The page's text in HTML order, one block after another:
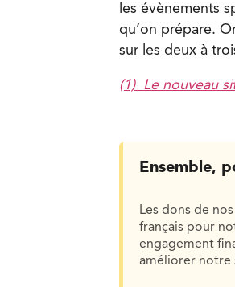
les évènements
qu’on prépare.
sur les deux à
(1) Le nouveau
Ensemble,
Les dons de
français pour
engagement
améliorer notre